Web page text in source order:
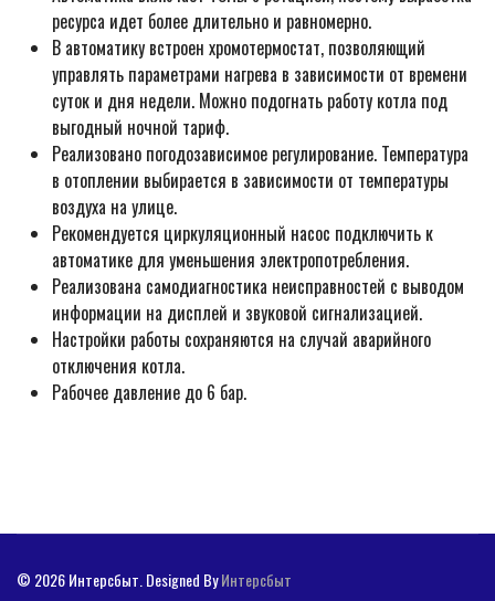
ресурса идет более длительно и равномерно.
В автоматику встроен хромотермостат, позволяющий
управлять параметрами нагрева в зависимости от времени
суток и дня недели. Можно подогнать работу котла под
выгодный ночной тариф.
Реализовано погодозависимое регулирование. Температура
в отоплении выбирается в зависимости от температуры
воздуха на улице.
Рекомендуется циркуляционный насос подключить к
автоматике для уменьшения электропотребления.
Реализована самодиагностика неисправностей с выводом
информации на дисплей и звуковой сигнализацией.
Настройки работы сохраняются на случай аварийного
отключения котла.
Рабочее давление до 6 бар.
© 2026 Интерсбыт. Designed ByИнтерсбыт